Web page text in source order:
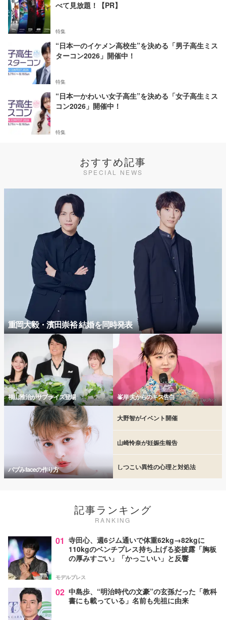
べて見放題！【PR】
特集
“日本一のイケメン高校生”を決める「男子高生ミス
ターコン2026」開催中！
特集
“日本一かわいい女子高生”を決める「女子高生ミス
コン2026」開催中！
特集
おすすめ記事
SPECIAL NEWS
重岡大毅・濱田崇裕 結婚を同時発表
福山雅治がサプライズ登場 峯岸 夫からのキス告白
バブみfaceの作り方
大野智がイベント開催
山崎怜奈が妊娠生報告
しつこい異性の心理と対処法
記事ランキング
RANKING
01 寺田心、週6ジム通いで体重62kg→82kgに
110kgのベンチプレス持ち上げる姿披露「胸板
の厚みすごい」「かっこいい」と反響
モデルプレス
02 中島歩、“明治時代の文豪”の玄孫だった「教科
書にも載っている」名前も先祖に由来